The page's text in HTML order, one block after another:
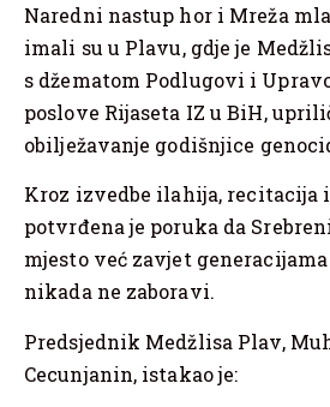
Naredni nastup hor i Mreža
imali su u Plavu, gdje je
s džematom Podlugovi i
poslove Rijaseta IZ u BiH,
obilježavanje godišnjice
Kroz izvedbe ilahija, recitacija
potvrđena je poruka da
mjesto već zavjet
nikada ne zaboravi.
Predsjednik Medžlisa Plav,
Cecunjanin, istakao je: